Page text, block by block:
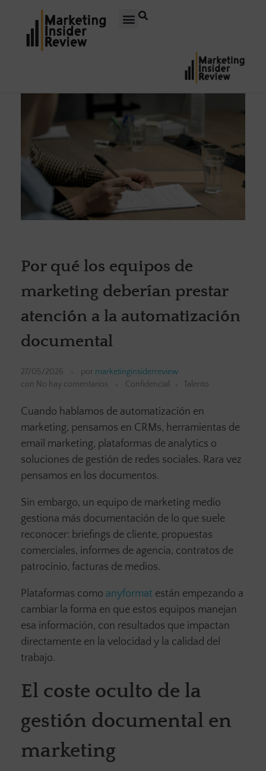
Por qué los equipos de
marketing deberían prestar
atención a la automatización
documental
27/05/2026 por marketinginsiderreview
con No hay comentarios Confidencial Talento
Cuando hablamos de automatización en
marketing, pensamos en CRMs, herramientas de
email marketing, plataformas de analytics o
soluciones de gestión de redes sociales. Rara vez
pensamos en los documentos.
Sin embargo, un equipo de marketing medio
gestiona más documentación de lo que suele
reconocer: briefings de cliente, propuestas
comerciales, informes de agencia, contratos de
patrocinio, facturas de medios.
Plataformas como anyformat están empezando a
cambiar la forma en que estos equipos manejan
esa información, con resultados que impactan
directamente en la velocidad y la calidad del
trabajo.
El coste oculto de la
gestión documental en
marketing